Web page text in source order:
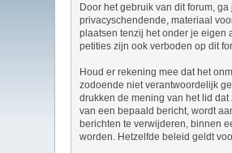
Door het gebruik van dit forum,
privacyschendende, materiaal
plaatsen tenzij het onder je eigen
petities zijn ook verboden op dit
Houd er rekening mee dat het
zodoende niet verantwoordelijk
drukken de mening van het lid
van een bepaald bericht, wordt
berichten te verwijderen, binnen
worden. Hetzelfde beleid geldt